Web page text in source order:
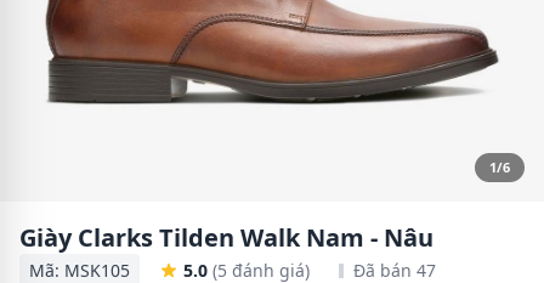
1/6
Giày Clarks Tilden Walk Nam - Nâu
Mã: MSK105 5.0 (5 đánh giá) Đã bán 47